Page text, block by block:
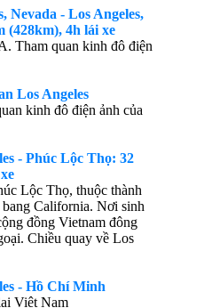
Nevada - Los Angeles,
(428km), 4h lái xe
Tham quan kinh đô điện
Los Angeles
kinh đô điện ảnh của
- Phúc Lộc Thọ: 32
Lộc Thọ, thuộc thành
California. Nơi sinh
đồng Vietnam đông
Chiều quay về Los
- Hồ Chí Minh
Việt Nam